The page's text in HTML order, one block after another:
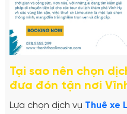
Tại sao nên chọn
đưa đón tận nơi
Lựa chọn dịch vụ Thuê xe